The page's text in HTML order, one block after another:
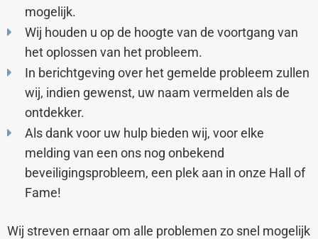
mogelijk.
Wij houden u op de hoogte van de voortgang van
het oplossen van het probleem.
In berichtgeving over het gemelde probleem zullen
wij, indien gewenst, uw naam vermelden als de
ontdekker.
Als dank voor uw hulp bieden wij, voor elke
melding van een ons nog onbekend
beveiligingsprobleem, een plek aan in onze Hall of
Fame!
Wij streven ernaar om alle problemen zo snel mogelijk